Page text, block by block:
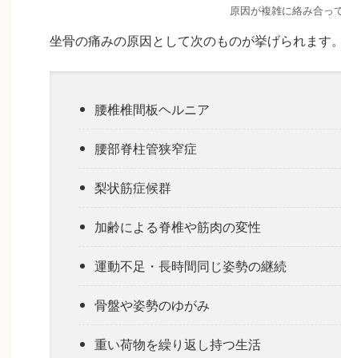
原因が複雑に絡み合っ
坐骨の痛みの原因として次のものが挙げられます。
腰椎椎間板ヘルニア
腰部脊柱管狭窄症
梨状筋症候群
加齢による脊椎や筋肉の変性
運動不足・長時間同じ姿勢の継続
骨盤や姿勢のゆがみ
重い荷物を繰り返し持つ生活